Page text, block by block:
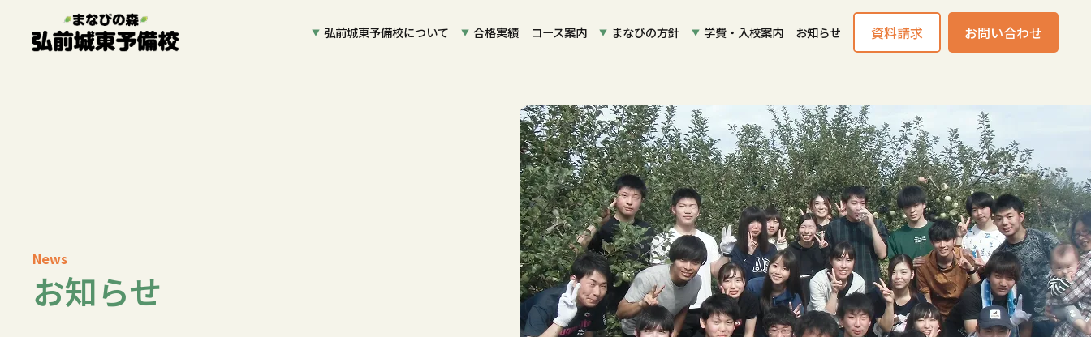
弘前城東予備校について 合格実績 コース案内 まなびの方針 学費・入校案内 お知らせ 資料請求 お問い合わせ
お知らせ
News